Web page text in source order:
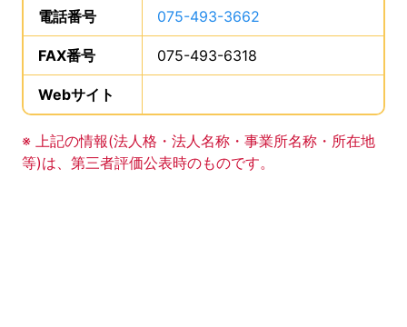
電話番号 075-493-3662
FAX番号 075-493-6318
Webサイト
事業所の基礎データの読み上げは以上です。
※ 上記の情報(法人格・法人名称・事業所名称・所在地
等)は、第三者評価公表時のものです。